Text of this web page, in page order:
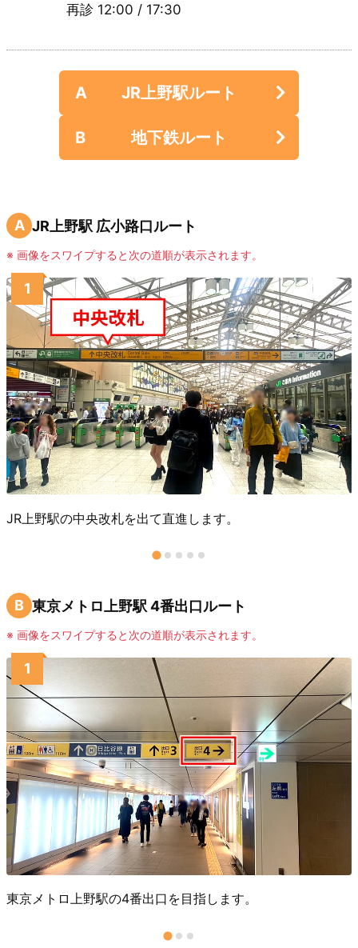
再診 12:00 / 17:30
A JR上野駅ルート
B 地下鉄ルート
A JR上野駅 広小路口ルート
※ 画像をスワイプすると次の道順が表示されます。
JR上野駅の中央改札を出て直進します。
B 東京メトロ上野駅 4番出口ルート
※ 画像をスワイプすると次の道順が表示されます。
東京メトロ上野駅の4番出口を目指します。